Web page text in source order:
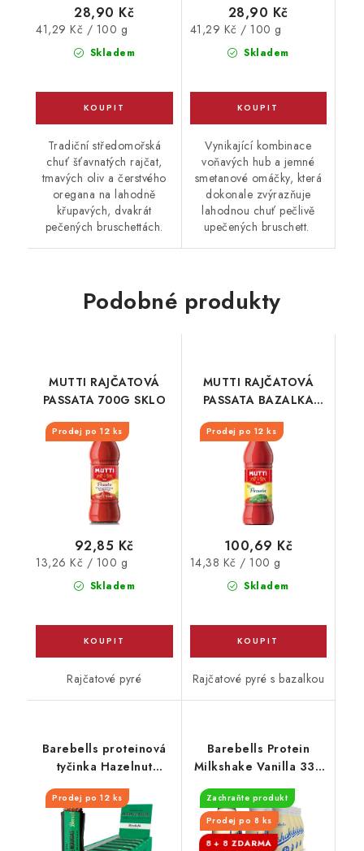
Skladem
28,90 Kč
Měrná
41,29 Kč / 100 g
Tradiční středomořská
chuť šťavnatých rajčat,
tmavých oliv a čerstvého
oregana na lahodně
křupavých, dvakrát
pečených bruschettách.
Skladem
28,90 Kč
Měrná
41,29 Kč / 100 g
Vynikající kombinace
voňavých hub a jemné
smetanové omáčky, která
dokonale zvýrazňuje
lahodnou chuť pečlivě
upečených bruschett.
Podobné produkty
MUTTI RAJČATOVÁ
PASSATA 700G SKLO
Prodej po 12 ks
Skladem
92,85 Kč
Měrná
13,26 Kč / 100 g
Rajčatové pyré
MUTTI RAJČATOVÁ
PASSATA BAZALKA
SKLO 700G
Prodej po 12 ks
Skladem
100,69 Kč
Měrná
14,38 Kč / 100 g
Rajčatové pyré s bazalkou
Barebells proteinová
tyčinka Hazelnut
Nougat 55 g
Prodej po 12 ks
Barebells Protein
Milkshake Vanilla 330
ml - EXPIRACE
30.9.2026
Zachraňte produkt
Prodej po 8 ks
8 + 8